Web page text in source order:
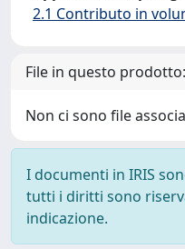
2.1 Contributo in
File in questo prodotto:
Non ci sono file
I documenti in IRIS
tutti i diritti sono
indicazione.